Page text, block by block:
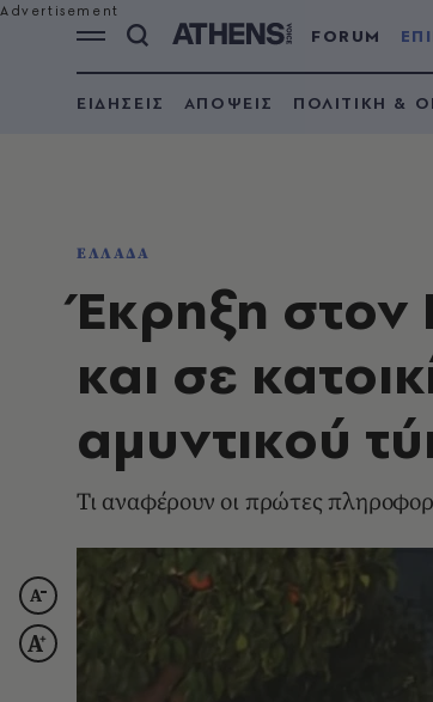
FORUM
ΕΙΔΗΣΕΙΣ ΑΠΟΨΕΙΣ ΠΟΛΙΤΙΚΗ &
ΕΛΛΑΔΑ
Έκρηξη στον
και σε
αμυντικού
Τι αναφέρουν οι πρώτες